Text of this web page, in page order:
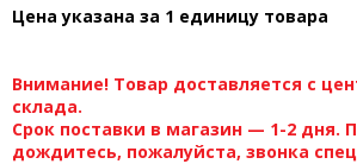
Цена указана за 1 единицу товара
Внимание! Товар доставляется с
склада.
Срок поставки в магазин — 1-2 дня.
дождитесь, пожалуйста, звонка